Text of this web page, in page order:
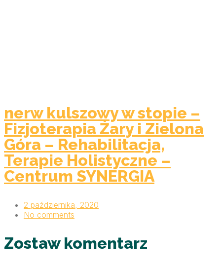
nerw kulszowy w stopie –
Fizjoterapia Żary i Zielona
Góra – Rehabilitacja,
Terapie Holistyczne –
Centrum SYNERGIA
2 października, 2020
No comments
Zostaw komentarz